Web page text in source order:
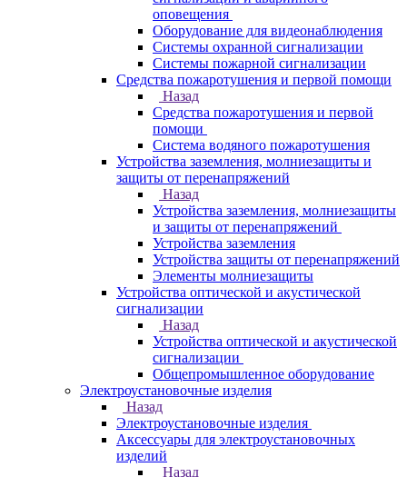
оповещения
Оборудование для видеонаблюдения
Системы охранной сигнализации
Системы пожарной сигнализации
Средства пожаротушения и первой помощи
Назад
Средства пожаротушения и первой
помощи
Система водяного пожаротушения
Устройства заземления, молниезащиты и
защиты от перенапряжений
Назад
Устройства заземления, молниезащиты
и защиты от перенапряжений
Устройства заземления
Устройства защиты от перенапряжений
Элементы молниезащиты
Устройства оптической и акустической
сигнализации
Назад
Устройства оптической и акустической
сигнализации
Общепромышленное оборудование
Электроустановочные изделия
Назад
Электроустановочные изделия
Аксессуары для электроустановочных
изделий
Назад